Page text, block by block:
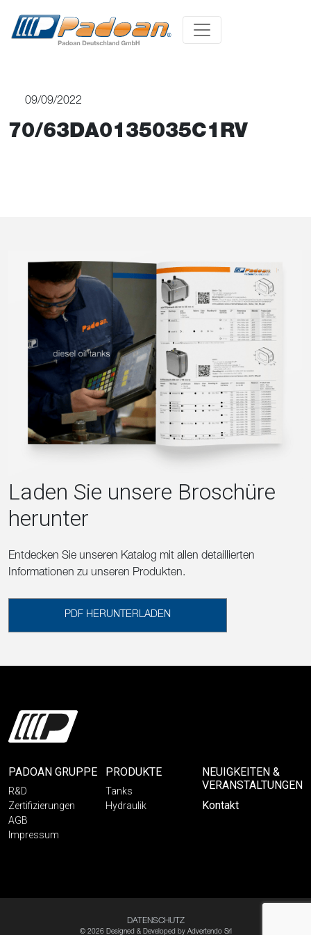
09/09/2022
70/63DA0135035C1RV
Laden Sie unsere Broschüre
herunter
Entdecken Sie unseren Katalog mit allen detaillierten
Informationen zu unseren Produkten.
PDF HERUNTERLADEN
PADOAN GRUPPE
R&D
Zertifizierungen
AGB
Impressum
PRODUKTE
Tanks
Hydraulik
NEUIGKEITEN &
VERANSTALTUNGEN
Kontakt
DATENSCHUTZ
© 2026 Designed & Developed by Advertendo Srl